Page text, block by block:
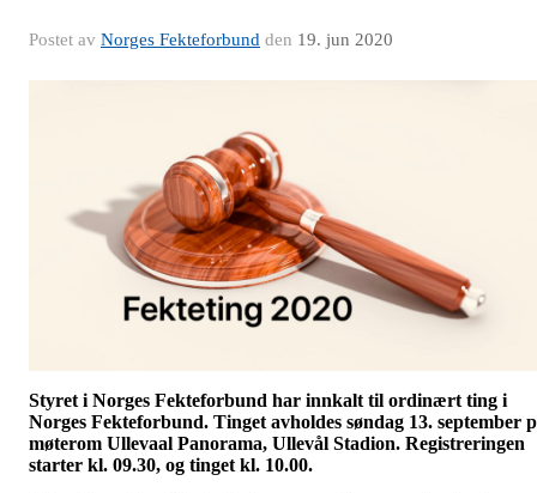
Postet av Norges Fekteforbund den 19. jun 2020
Styret i Norges Fekteforbund har innkalt til ordinært ting i
Norges Fekteforbund. Tinget avholdes søndag 13. september
møterom Ullevaal Panorama, Ullevål Stadion. Registreringen
starter kl. 09.30, og tinget kl. 10.00.